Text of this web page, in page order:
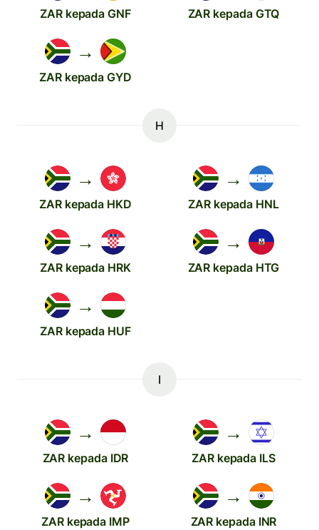
ZAR kepada GNF ZAR kepada GTQ
→
ZAR kepada GYD
H
→
ZAR kepada HKD
→
ZAR kepada HNL
→
ZAR kepada HRK
→
ZAR kepada HTG
→
ZAR kepada HUF
I
→
ZAR kepada IDR
→
ZAR kepada ILS
→
ZAR kepada IMP
→
ZAR kepada INR